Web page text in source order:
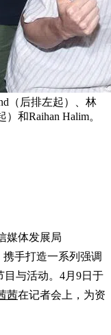
（后排左起）、林
和Raihan Halim。
媒体发展局
手打造一系列强调
目与活动。4月9日于
茜在记者会上，为资